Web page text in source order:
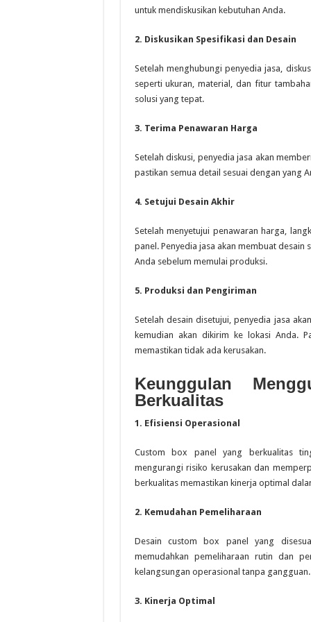
untuk mendiskusikan kebutuhan Anda.
2. Diskusikan Spesifikasi dan Desain
Setelah menghubungi penyedia jasa,
seperti ukuran, material, dan fitur
solusi yang tepat.
3. Terima Penawaran Harga
Setelah diskusi, penyedia jasa akan
pastikan semua detail sesuai dengan yang
4. Setujui Desain Akhir
Setelah menyetujui penawaran harga,
panel. Penyedia jasa akan membuat
Anda sebelum memulai produksi.
5. Produksi dan Pengiriman
Setelah desain disetujui, penyedia jasa
kemudian akan dikirim ke lokasi Anda.
memastikan tidak ada kerusakan.
Keunggulan
Berkualitas
1. Efisiensi Operasional
Custom box panel yang berkualitas
mengurangi risiko kerusakan dan
berkualitas memastikan kinerja optimal
2. Kemudahan Pemeliharaan
Desain custom box panel yang
memudahkan pemeliharaan rutin dan
kelangsungan operasional tanpa gangguan.
3. Kinerja Optimal